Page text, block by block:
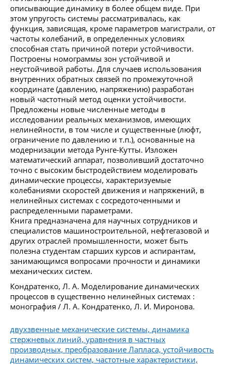
описывающие динамику в более общем виде. При
этом упругость системы рассматривалась, как
функция, зависящая, кроме параметров магистрали, от
частоты колебаний, в определенных условиях
способная стать причиной потери устойчивости.
Построены номограммы зон устойчивой и
неустойчивой работы. Для случаев использования
внутренних обратных связей по промежуточной
координате (давлению, напряжению) разработан
новый частотный метод оценки устойчивости.
Предложены новые численные методы в
исследовании реальных механизмов, имеющих
нелинейности, в том числе и существенные (люфт,
ограничение по давлению и т.п.), основанные на
модернизации метода Рунге-Кутты. Изложен
математический аппарат, позволивший достаточно
точно с высоким быстродействием моделировать
динамические процессы, характеризуемые
колебаниями скоростей движения и напряжений, в
нелинейных системах с сосредоточенными и
распределенными параметрами.
Книга предназначена для научных сотрудников и
специалистов машиностроительной, нефтегазовой и
других отраслей промышленности, может быть
полезна студентам старших курсов и аспирантам,
занимающимся вопросами прочности и динамики
механических систем.
Кондратенко, Л. А. Моделирование динамических
процессов в существенно нелинейных системах :
монография / Л. А. Кондратенко, Л. И. Миронова.
двухзвенные механические системы, динамика
стержневых линий, уравнения в частных
производных, преобразование Лапласа, устойчивость
динамических систем, частотные характеристики,